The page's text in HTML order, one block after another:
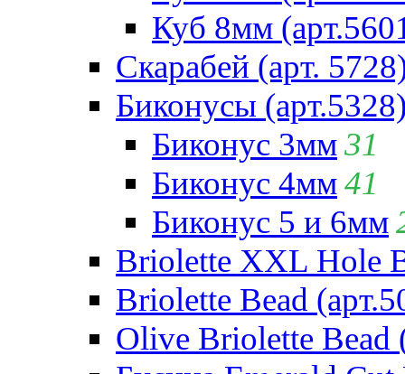
Куб 8мм
Скарабей (арт.
Биконусы
Биконус 3мм31
Биконус 4мм41
Биконус 5 и 6мм
Briolette XXL Hole
Briolette Bead
Olive Briolette Bead